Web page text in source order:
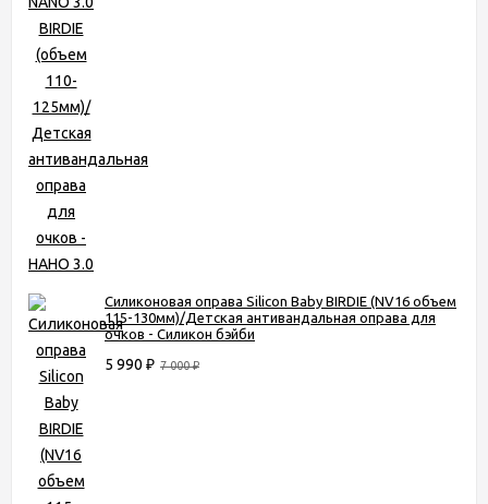
Силиконовая оправа Silicon Baby BIRDIE (NV16 объем
115-130мм)/Детская антивандальная оправа для
очков - Силикон бэйби
5 990 ₽ 7 000₽